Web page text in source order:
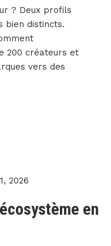
? Deux profils
bien distincts.
200 créateurs et
vers des
2026
en